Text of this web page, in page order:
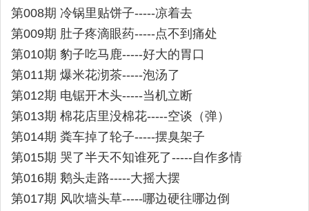
第008期 冷锅里贴饼子-----凉着去
第009期 肚子疼滴眼药-----点不到痛处
第010期 豹子吃马鹿-----好大的胃口
第011期 爆米花沏茶-----泡汤了
第012期 电锯开木头-----当机立断
第013期 棉花店里没棉花-----空谈（弹）
第014期 粪车掉了轮子-----摆臭架子
第015期 哭了半天不知谁死了-----自作多情
第016期 鹅头走路-----大摇大摆
第017期 风吹墙头草-----哪边硬往哪边倒